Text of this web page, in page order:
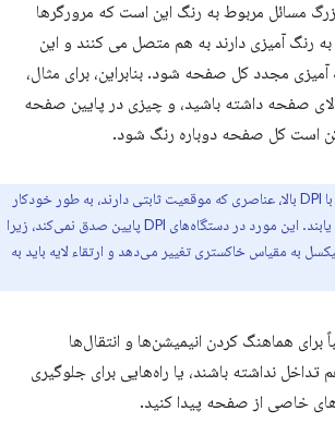
مسائل مربوط به رنگ این است که مرورگرها
به رنگ آمیزی دارند به هم متصل می کنند و این
مجدد کل صفحه شود. بنابراین، برای مثال،
صفحه داشته باشید، و چیزی در پایین صفحه
است کل صفحه دوباره رنگ شود.
در صفحه نمایش با DPI بالا، عناصری که موقعیت ثابتی دارند، به طور خودکار
به لایه ترکیبی خود ارتقا می یابند. این مورد در دستگاه‌های DPI پایین صدق نمی‌کند، زیرا
به مقیاس خاکستری تغییر می‌دهد و ارتقاء لایه باید به
هماهنگ کردن انیمیشن‌ها و انتقال‌ها
تداخل نداشته باشند، یا راه‌هایی برای جلوگیری
خاصی از صفحه پیدا کنید.